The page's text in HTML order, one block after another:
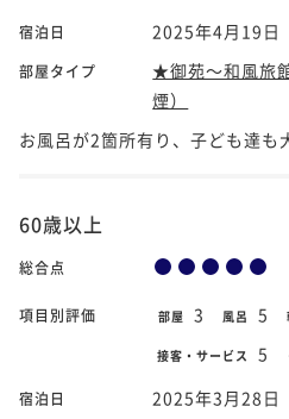
宿泊日 2025年4月19日
部屋タイプ
★御苑～和風旅
煙）
お風呂が2箇所有り、子ども達も
60歳以上
総合点
項目別評価 部屋 3 風呂 5
接客・サービス 5
宿泊日 2025年3月28日